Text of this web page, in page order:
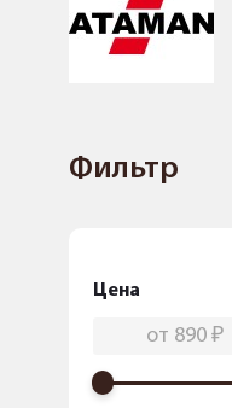
Фильтр
Цена